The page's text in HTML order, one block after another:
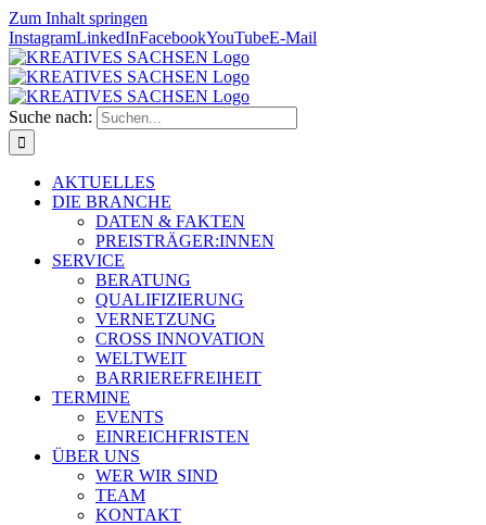
Zum Inhalt springen
InstagramLinkedInFacebookYouTubeE-Mail
Suche nach:
AKTUELLES
DIE BRANCHE
DATEN & FAKTEN
PREISTRÄGER:INNEN
SERVICE
BERATUNG
QUALIFIZIERUNG
VERNETZUNG
CROSS INNOVATION
WELTWEIT
BARRIEREFREIHEIT
TERMINE
EVENTS
EINREICHFRISTEN
ÜBER UNS
WER WIR SIND
TEAM
KONTAKT